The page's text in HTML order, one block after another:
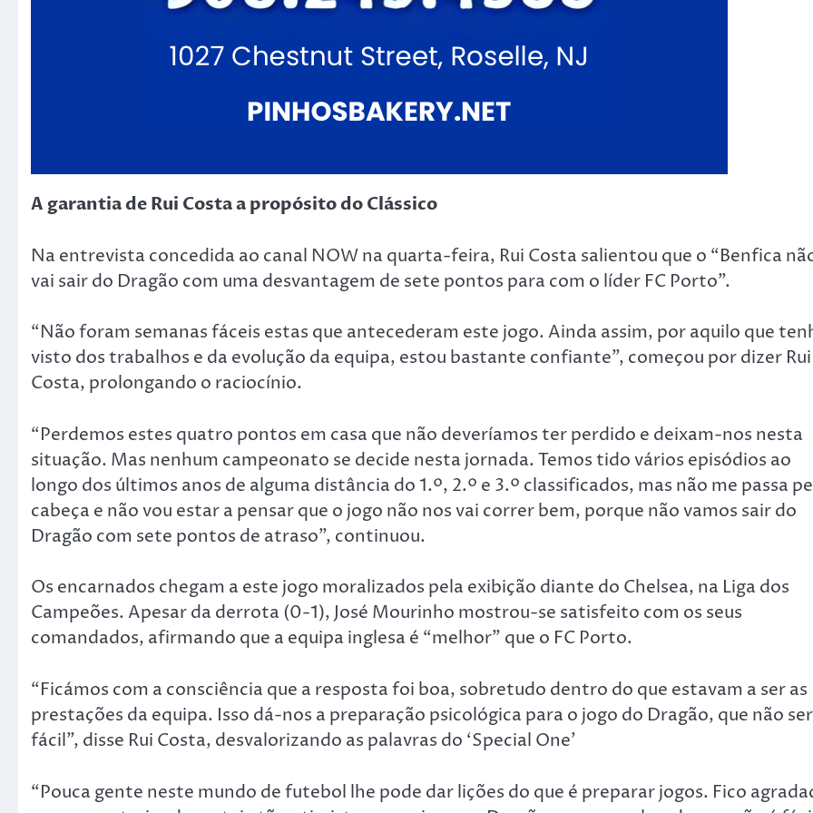
A garantia de Rui Costa a propósito do Clássico
Na entrevista concedida ao canal NOW na quarta-feira, Rui Costa salientou que o “Benfica
vai sair do Dragão com uma desvantagem de sete pontos para com o líder FC Porto”.
“Não foram semanas fáceis estas que antecederam este jogo. Ainda assim, por aquilo que
visto dos trabalhos e da evolução da equipa, estou bastante confiante”, começou por dizer Rui
Costa, prolongando o raciocínio.
“Perdemos estes quatro pontos em casa que não deveríamos ter perdido e deixam-nos nesta
situação. Mas nenhum campeonato se decide nesta jornada. Temos tido vários episódios ao
longo dos últimos anos de alguma distância do 1.º, 2.º e 3.º classificados, mas não me passa
cabeça e não vou estar a pensar que o jogo não nos vai correr bem, porque não vamos sair do
Dragão com sete pontos de atraso”, continuou.
Os encarnados chegam a este jogo moralizados pela exibição diante do Chelsea, na Liga dos
Campeões. Apesar da derrota (0-1), José Mourinho mostrou-se satisfeito com os seus
comandados, afirmando que a equipa inglesa é “melhor” que o FC Porto.
“Ficámos com a consciência que a resposta foi boa, sobretudo dentro do que estavam a ser as
prestações da equipa. Isso dá-nos a preparação psicológica para o jogo do Dragão, que não
fácil”, disse Rui Costa, desvalorizando as palavras do ‘Special One’
“Pouca gente neste mundo de futebol lhe pode dar lições do que é preparar jogos. Fico